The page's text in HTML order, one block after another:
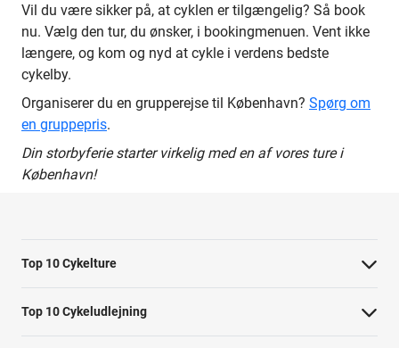
Vil du være sikker på, at cyklen er tilgængelig? Så book
nu. Vælg den tur, du ønsker, i bookingmenuen. Vent ikke
længere, og kom og nyd at cykle i verdens bedste
cykelby.
Organiserer du en grupperejse til København? Spørg om
en gruppepris.
Din storbyferie starter virkelig med en af vores ture i
København!
Top 10 Cykelture
Cykeltur i Barcelona: højdepunkterne
Cykeltur i Berlin: højdepunkterne
Top 10 Cykeludlejning